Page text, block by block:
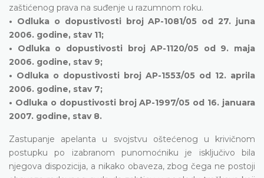
zaštićenog prava na suđenje u razumnom roku.
• Odluka o dopustivosti broj AP-1081/05 od 27. juna
2006. godine, stav 11;
• Odluka o dopustivosti broj AP-1120/05 od 9. maja
2006. godine, stav 9;
• Odluka o dopustivosti broj AP-1553/05 od 12. aprila
2006. godine, stav 7;
• Odluka o dopustivosti broj AP-1997/05 od 16. januara
2007. godine, stav 8.
Zastupanje apelanta u svojstvu oštećenog u krivičnom
postupku po izabranom punomoćniku je isključivo bila
njegova dispozicija, a nikako obaveza, zbog čega ne postoji